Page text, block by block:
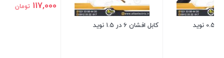
کابل افشان 6 در 1.5 نوید
117,000 تومان